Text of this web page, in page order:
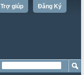
Đăng Ký
Trợ giúp